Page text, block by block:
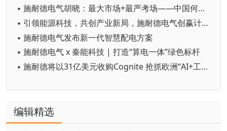
▪ 施耐德电气胡晓：最大市场+最严考场——中国何以成为工业创新策源地
▪ 引领能源科技，共创产业新局，施耐德电气创赢计划第七季正式启动
▪ 施耐德电气发布新一代智慧配电方案
▪ 施耐德电气 x 秦能科技 | 打造“算电一体”绿色标杆
▪ 施耐德将以31亿美元收购Cognite 抢抓欧洲“AI+工业”发展机遇
编辑精选